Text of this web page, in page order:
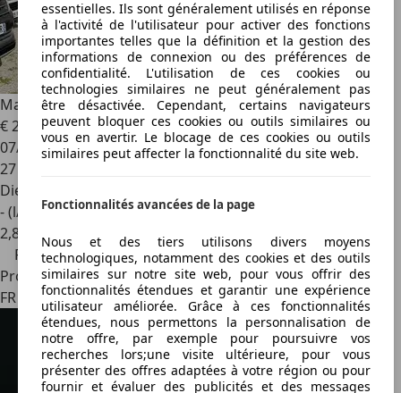
Maserati Ghibli3.0 V6 275CH START/STOP DIESEL
€ 29 990€ 31 990,-
07/2016
27 000 km
Diesel
- (l/100 km)
2,8
Prix réduit
Professionnel
FR 83210
essentielles. Ils sont généralement utilisés en réponse
à l'activité de l'utilisateur pour activer des fonctions
importantes telles que la définition et la gestion des
informations de connexion ou des préférences de
confidentialité. L'utilisation de ces cookies ou
technologies similaires ne peut généralement pas
être désactivée. Cependant, certains navigateurs
peuvent bloquer ces cookies ou outils similaires ou
vous en avertir. Le blocage de ces cookies ou outils
similaires peut affecter la fonctionnalité du site web.
Fonctionnalités avancées de la page
Nous et des tiers utilisons divers moyens
technologiques, notamment des cookies et des outils
similaires sur notre site web, pour vous offrir des
fonctionnalités étendues et garantir une expérience
utilisateur améliorée. Grâce à ces fonctionnalités
étendues, nous permettons la personnalisation de
notre offre, par exemple pour poursuivre vos
recherches lors;une visite ultérieure, pour vous
présenter des offres adaptées à votre région ou pour
fournir et évaluer des publicités et des messages